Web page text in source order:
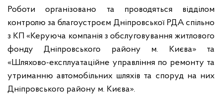
Роботи організовано та проводяться відділом
контролю за благоустроєм Дніпровської РДА спільно
з КП «Керуюча компанія з обслуговування житлового
фонду Дніпровського району м. Києва» та
«Шляхово-експлуатаційне управління по ремонту та
утриманню автомобільних шляхів та споруд на них
Дніпровського району м. Києва».